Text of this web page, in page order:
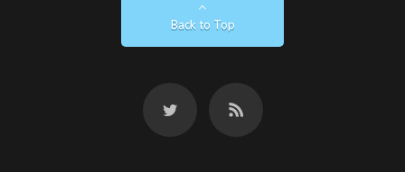
Back to Top